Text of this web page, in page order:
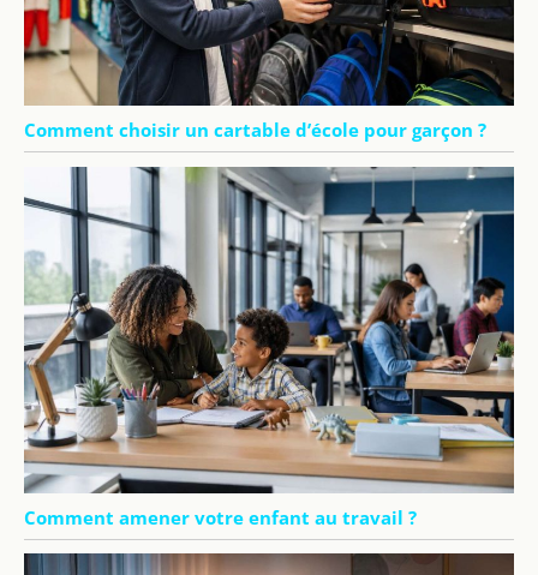
Comment choisir un cartable d’école pour garçon ?
Comment amener votre enfant au travail ?